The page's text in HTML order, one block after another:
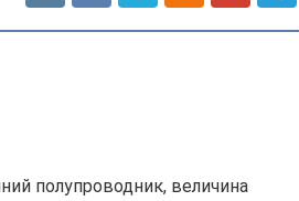
полупроводник, величина